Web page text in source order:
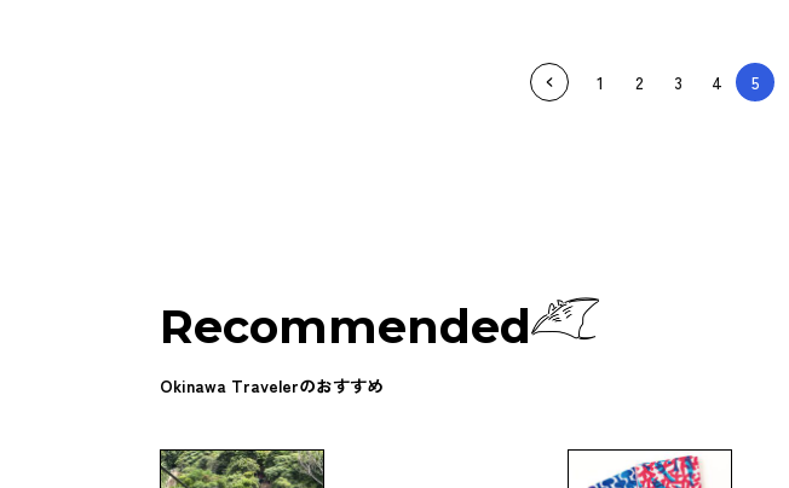
1 2 3 4 5
Recommended
Okinawa Travelerのおすすめ